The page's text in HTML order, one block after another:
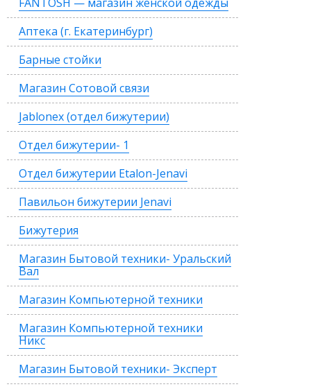
Аптека (г. Екатеринбург)
Барные стойки
Магазин Сотовой связи
Jablonex (отдел бижутерии)
Отдел бижутерии- 1
Отдел бижутерии Etalon-Jenavi
Павильон бижутерии Jenavi
Бижутерия
Магазин Бытовой техники- Уральский
Вал
Магазин Компьютерной техники
Магазин Компьютерной техники
Никс
Магазин Бытовой техники- Эксперт